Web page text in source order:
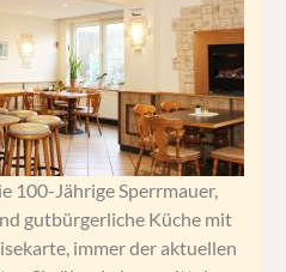
100-Jährige Sperrmauer,
gutbürgerliche Küche mit
immer der aktuellen